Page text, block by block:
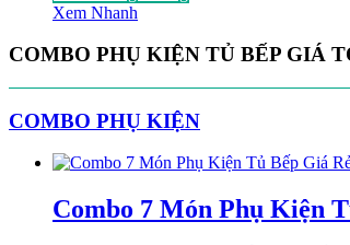
Xem Nhanh
COMBO PHỤ KIỆN TỦ BẾP GIÁ
COMBO PHỤ KIỆN
Combo 7 Món Phụ Kiện